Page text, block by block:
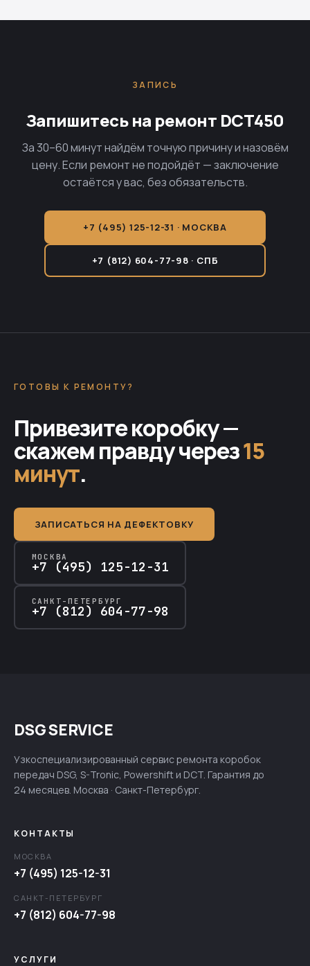
ЗАПИСЬ
Запишитесь на ремонт DCT450
За 30–60 минут найдём точную причину и назовём
цену. Если ремонт не подойдёт — заключение
остаётся у вас, без обязательств.
+7 (495) 125-12-31 · МОСКВА
+7 (812) 604-77-98 · СПБ
ГОТОВЫ К РЕМОНТУ?
Привезите коробку —
скажем правду через15
минут.
ЗАПИСАТЬСЯ НА ДЕФЕКТОВКУ
МОСКВА
+7 (495) 125-12-31
САНКТ-ПЕТЕРБУРГ
+7 (812) 604-77-98
DSG SERVICE
Узкоспециализированный сервис ремонта коробок
передач DSG, S-Tronic, Powershift и DCT. Гарантия до
24 месяцев. Москва · Санкт-Петербург.
КОНТАКТЫ
МОСКВА
+7 (495) 125-12-31
САНКТ-ПЕТЕРБУРГ
+7 (812) 604-77-98
УСЛУГИ